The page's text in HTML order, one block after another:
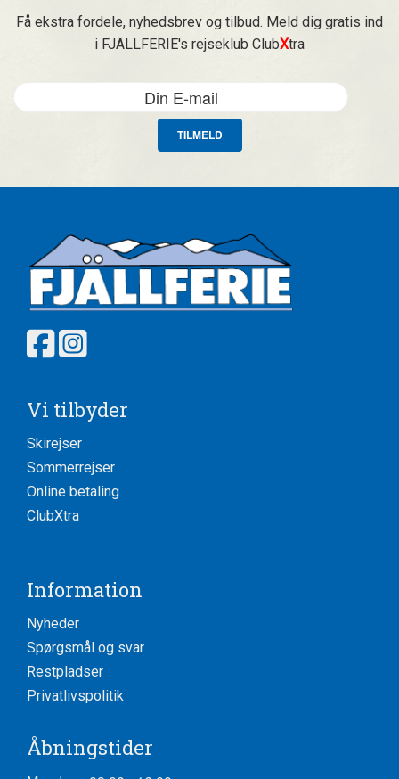
Få ekstra fordele, nyhedsbrev og tilbud. Meld dig gratis ind
i FJÄLLFERIE's rejseklub ClubXtra
TILMELD
Vi tilbyder
Skirejser
Sommerrejser
Online betaling
ClubXtra
Information
Nyheder
Spørgsmål og svar
Restpladser
Privatlivspolitik
Åbningstider